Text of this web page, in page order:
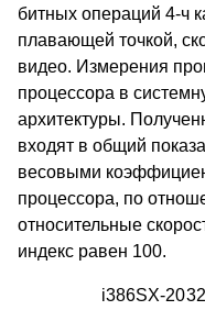
битных операций 4-ч
плавающей точкой,
видео. Измерения
процессора в
архитектуры.
входят в общий
весовыми
процессора, по
относительные
индекс равен 100.
i386SX-2032